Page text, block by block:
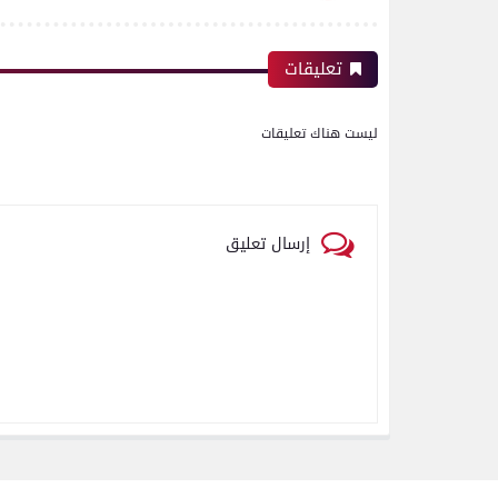
تعليقات
ليست هناك تعليقات
إرسال تعليق